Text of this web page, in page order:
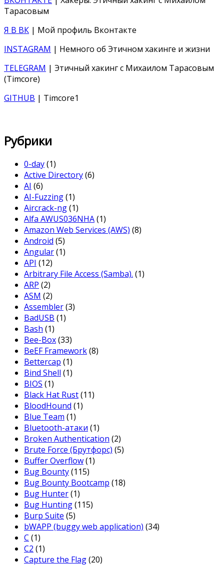
Тарасовым
Я В ВК | Мой профиль Вконтакте
INSTAGRAM | Немного об Этичном хакинге и жизни
TELEGRAM | Этичный хакинг с Михаилом Тарасовым
(Timcore)
GITHUB | Timcore1
Рубрики
0-day(1)
Active Directory(6)
AI (6)
AI-Fuzzing(1)
Aircrack-ng(1)
Alfa AWUS036NHA(1)
Amazon Web Services (AWS) (8)
Android (5)
Angular(1)
API (12)
Arbitrary File Access (Samba). (1)
ARP (2)
ASM (2)
Assembler(3)
BadUSB (1)
Bash (1)
Bee-Box(33)
BeEF Framework(8)
Bettercap (1)
Bind Shell (1)
BIOS (1)
Black Hat Rust(11)
BloodHound (1)
Blue Team (1)
Bluetooth-атаки (1)
Broken Authentication (2)
Brute Force (Брутфорс) (5)
Buffer Overflow(1)
Bug Bounty(115)
Bug Bounty Bootcamp (18)
Bug Hunter(1)
Bug Hunting(115)
Burp Suite (5)
bWAPP (buggy web application) (34)
C (1)
C2 (1)
Capture the Flag(20)